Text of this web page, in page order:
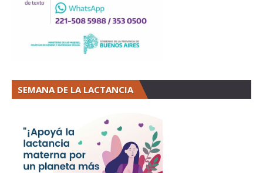
SEMANA DE LA LACTANCIA